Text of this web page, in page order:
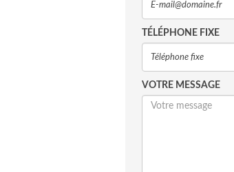
TÉLÉPHONE FIXE
VOTRE MESSAGE